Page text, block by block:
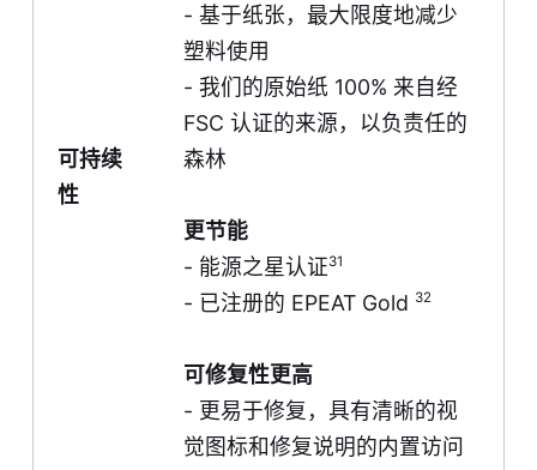
可持续
性
- 基于纸张，最大限度地减少
塑料使用
- 我们的原始纸 100% 来自经
FSC 认证的来源，以负责任的
森林
更节能
- 能源之星认证31
- 已注册的 EPEAT Gold 32
可修复性更高
- 更易于修复，具有清晰的视
觉图标和修复说明的内置访问